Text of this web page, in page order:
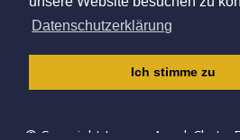
Datenschutzerklärung
Ich stimme zu
|AGB|
KINDERSCHUTZRICHTLINIE
© Copyright Lovers-App | Chat -